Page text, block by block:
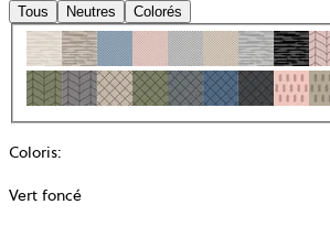
Tous Neutres Colorés
Coloris:
Vert foncé